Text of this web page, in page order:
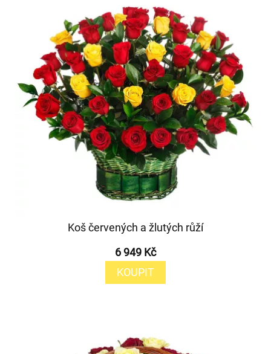
Koš červených a žlutých růží
6 949 Kč
KOUPIT